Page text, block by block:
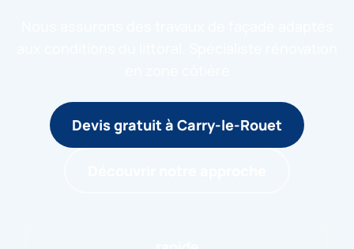
Devis gratuit à Carry-le-Rouet